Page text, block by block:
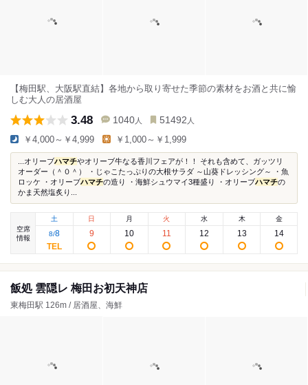
【梅⽥駅、⼤阪駅直結】各地から取り寄せた季節の素材をお酒と共に愉
しむ大人の居酒屋
3.48 1040 人 51492 人
￥4,000～￥4,999 ￥1,000～￥1,999
...オリーブハマチやオリーブ牛なる香川フェアが！！ それも含めて、ガッツリ
オーダー（＾０＾） ・じゃこたっぷりの大根サラダ ～山葵ドレッシング～ ・魚
ロッケ ・オリーブハマチの造り ・海鮮シュウマイ3種盛り ・オリーブハマチの
かま天然塩炙り...
空席
情報
土
8/8
日
9
月
10
火
11
水
12
木
13
金
14
飯処 雲隠レ 梅田お初天神店
東梅田駅 126m / 居酒屋、海鮮